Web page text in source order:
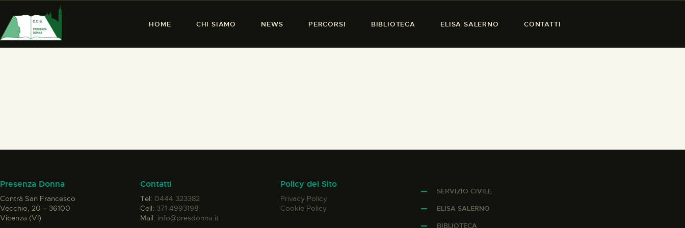
HOME CHI SIAMO NEWS PERCORSI BIBLIOTECA ELISA SALERNO CONTATTI
PRESENZA DONNA
ELISA SALERNO
CONTATTI
Presenza Donna
Contrà San Francesco
Vecchio, 20 – 36100
Vicenza (VI)
Contatti
Tel: 0444 323382
Cell: 371 4993198
Mail: info@presdonna.it
Policy del Sito
Privacy Policy
Cookie Policy
SERVIZIO CIVILE
ELISA SALERNO
BIBLIOTECA